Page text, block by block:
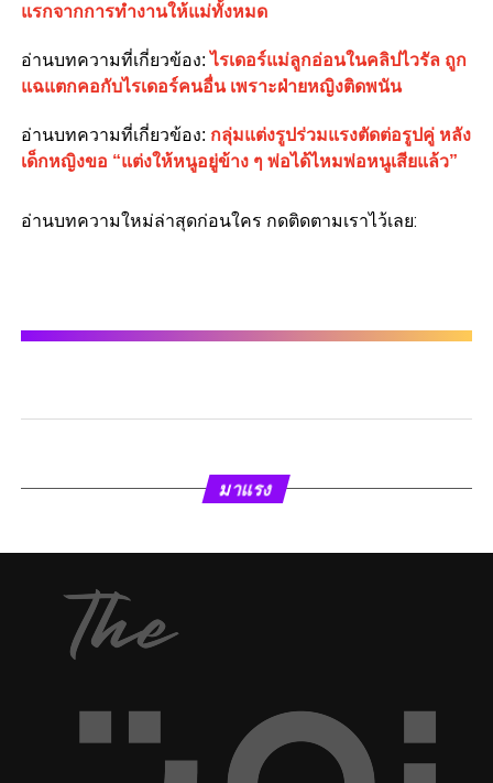
แรกจากการทำงานให้แม่ทั้งหมด
อ่านบทความที่เกี่ยวข้อง:ไรเดอร์แม่ลูกอ่อนในคลิปไวรัล ถูก
แฉแตกคอกับไรเดอร์คนอื่น เพราะฝ่ายหญิงติดพนัน
อ่านบทความที่เกี่ยวข้อง: กลุ่มแต่งรูปร่วมแรงตัดต่อรูปคู่ หลัง
เด็กหญิงขอ “แต่งให้หนูอยู่ข้าง ๆ พ่อได้ไหมพ่อหนูเสียแล้ว”
อ่านบทความใหม่ล่าสุดก่อนใคร กดติดตามเราไว้เลย:
มาแรง